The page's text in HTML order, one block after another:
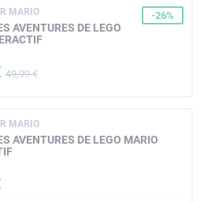
MARIO
AVENTURES DE LEGO
49,99 €
-26%
MARIO
AVENTURES DE LEGO MARIO